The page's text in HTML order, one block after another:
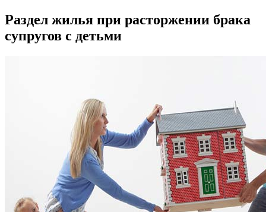
Раздел жилья при расторжении брака
супругов с детьми